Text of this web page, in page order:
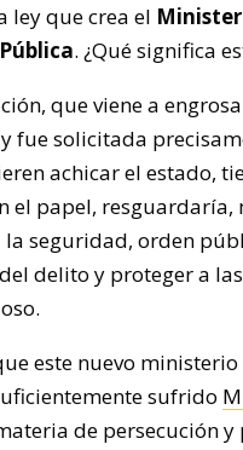
ley que crea el
. ¿Qué significa
que viene a
fue solicitada
achicar el estado,
el papel,
seguridad, orden
delito y proteger a
este nuevo
sufrido
de persecución y